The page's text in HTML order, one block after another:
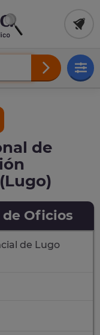
de
Oficios
de Lugo